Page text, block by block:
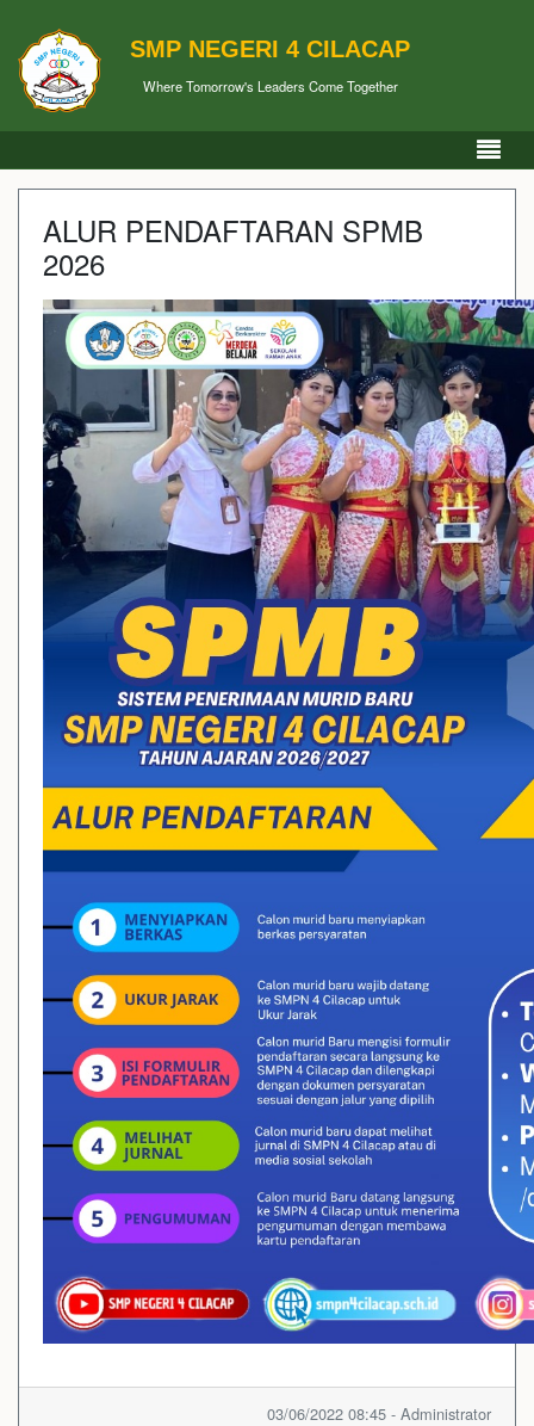
SMP NEGERI 4 CILACAP
Where Tomorrow's Leaders Come Together
ALUR PENDAFTARAN SPMB
2026
03/06/2022 08:45 - Administrator